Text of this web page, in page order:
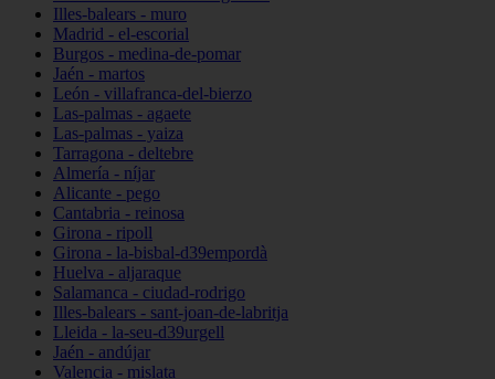
Illes-balears - muro
Madrid - el-escorial
Burgos - medina-de-pomar
Jaén - martos
León - villafranca-del-bierzo
Las-palmas - agaete
Las-palmas - yaiza
Tarragona - deltebre
Almería - níjar
Alicante - pego
Cantabria - reinosa
Girona - ripoll
Girona - la-bisbal-d39empordà
Huelva - aljaraque
Salamanca - ciudad-rodrigo
Illes-balears - sant-joan-de-labritja
Lleida - la-seu-d39urgell
Jaén - andújar
Valencia - mislata